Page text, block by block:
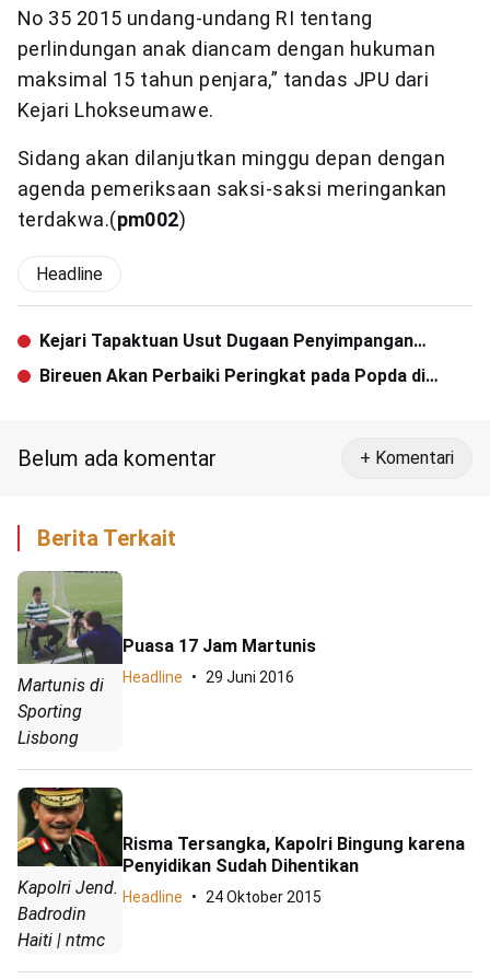
No 35 2015 undang-undang RI tentang
perlindungan anak diancam dengan hukuman
maksimal 15 tahun penjara,” tandas JPU dari
Kejari Lhokseumawe.
Sidang akan dilanjutkan minggu depan dengan
agenda pemeriksaan saksi-saksi meringankan
terdakwa.(pm002)
Headline
Kejari Tapaktuan Usut Dugaan Penyimpangan
Proyek Gedung SDN I Sawang
Bireuen Akan Perbaiki Peringkat pada Popda di
Belum ada komentar + Komentari
Berita Terkait
Martunis di
Sporting
Lisbong
Puasa 17 Jam Martunis
Headline 29 Juni 2016
Kapolri Jend.
Badrodin
Haiti | ntmc
Risma Tersangka, Kapolri Bingung karena
Penyidikan Sudah Dihentikan
Headline 24 Oktober 2015